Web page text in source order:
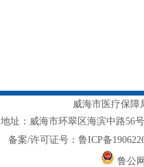
威海市医疗保障
地址：威海市环翠区海滨中路56
备案/许可证号：鲁ICP备
鲁公